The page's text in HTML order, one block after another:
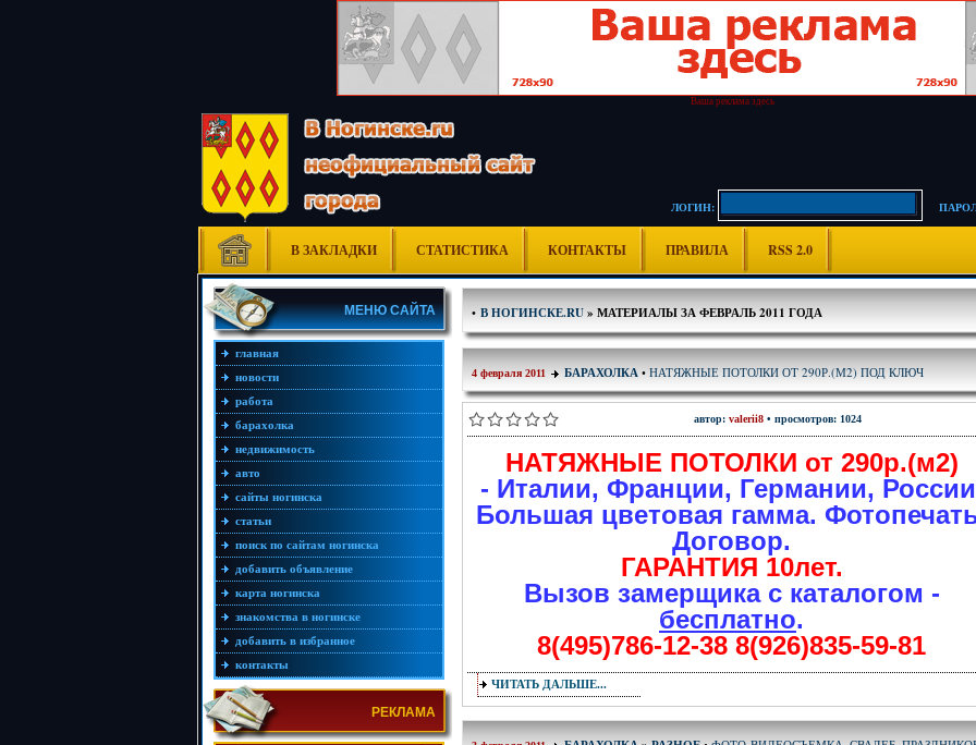
Ваша реклама здесь
ЛОГИН:
В ЗАКЛАДКИ СТАТИСТИКА КОНТАКТЫ ПРАВИЛА RSS 2.0
МЕНЮ САЙТА
главная
новости
работа
барахолка
недвижимость
авто
сайты ногинска
статьи
поиск по сайтам ногинска
добавить объявление
карта ногинска
знакомства в ногинске
добавить в избранное
контакты
РЕКЛАМА
• В НОГИНСКЕ.RU» МАТЕРИАЛЫ ЗА ФЕВРАЛЬ 2011 ГОДА
4 февраля 2011 БАРАХОЛКА • НАТЯЖНЫЕ ПОТОЛКИ ОТ 290Р.(М2) ПОД КЛЮЧ
автор: valerii8 • просмотров: 1024
НАТЯЖНЫЕ ПОТОЛКИ от 290р.(м2)
- Италии, Франции, Германии,
Большая цветовая гамма.
Договор.
ГАРАНТИЯ 10лет.
Вызов замерщика с каталогом -
бесплатно.
8(495)786-12-38 8(926)835-59-81
ЧИТАТЬ ДАЛЬШЕ...